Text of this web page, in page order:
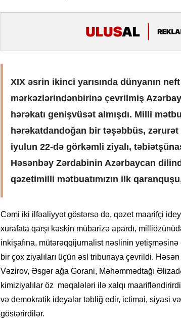
XIX əsrin ikinci yarısında dünyanın
mərkəzlərindənbirinə çevrilmiş
hərəkatı genişvüsət almışdı. Milli
hərəkatdandoğan bir təşəbbüs, zərurət
iyulun 22-də görkəmli ziyalı,
Həsənbəy Zərdabinin Azərbaycan
qəzetimilli mətbuatımızın ilk
Cəmi iki ilfəaliyyət göstərsə də, qəzet maarifçi
xurafata qarşı kəskin mübarizə apardı,
inkişafına, mütərəqqijurnalist nəslinin
bir çox ziyalıları üçün əsl tribunaya çevrildi.
Vəzirov, Əsgər ağa Gorani, Məhəmmədtağı
kimiziyalılar öz məqalələri ilə xalqı
və demokratik ideyalar təbliğ edir, ictimai, siyasi
göstərirdilər.